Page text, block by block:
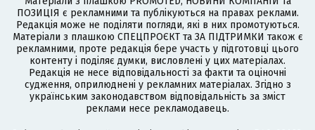
ПОЗИЦІЯ є рекламними та публікуються на правах реклами.
Редакція може не поділяти погляди, які в них промотуються.
Матеріали з плашкою СПЕЦПРОЄКТ та ЗА ПІДТРИМКИ також є
рекламними, проте редакція бере участь у підготовці цього
контенту і поділяє думки, висловлені у цих матеріалах.
Редакція не несе відповідальності за факти та оціночні
судження, оприлюднені у рекламних матеріалах. Згідно з
українським законодавством відповідальність за зміст
реклами несе рекламодавець.